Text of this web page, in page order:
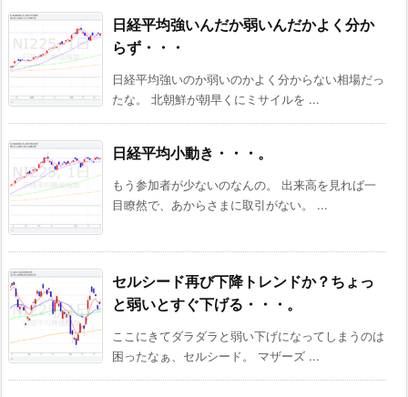
日経平均強いんだか弱いんだかよく分か
らず・・・
日経平均強いのか弱いのかよく分からない相場だっ
たな。 北朝鮮が朝早くにミサイルを ...
日経平均小動き・・・。
もう参加者が少ないのなんの。 出来高を見れば一
目瞭然で、あからさまに取引がない。 ...
セルシード再び下降トレンドか？ちょっ
と弱いとすぐ下げる・・・。
ここにきてダラダラと弱い下げになってしまうのは
困ったなぁ、セルシード。 マザーズ ...